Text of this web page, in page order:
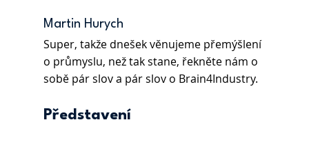
Martin Hurych
Super, takže dnešek věnujeme přemýšlení
o průmyslu, než tak stane, řekněte nám o
sobě pár slov a pár slov o Brain4Industry.
Představení